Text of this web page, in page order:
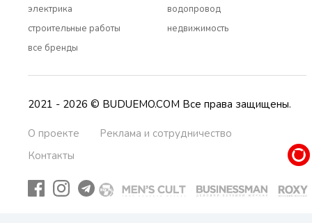
электрика
строительные работы
все бренды
водопровод
недвижимость
2021 - 2026 © BUDUEMO.COM Все права защищены.
О проекте
Реклама и сотрудничество
Контакты